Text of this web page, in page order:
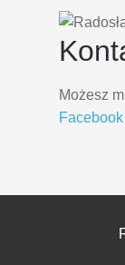
Możesz
Facebook